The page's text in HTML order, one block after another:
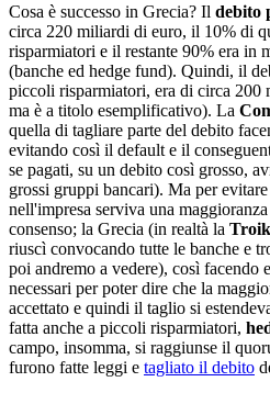
Cosa è successo in Grecia? Il debito
circa 220 miliardi di euro, il 10% di
risparmiatori e il restante 90% era in
(banche ed hedge fund). Quindi, il
piccoli risparmiatori, era di circa
ma è a titolo esemplificativo). La
quella di tagliare parte del debito
evitando così il default e il
se pagati, su un debito così grosso,
grossi gruppi bancari). Ma per
nell'impresa serviva una
consenso; la Grecia (in realtà la
riuscì convocando tutte le banche e
poi andremo a vedere), così facendo
necessari per poter dire che la
accettato e quindi il taglio si
fatta anche a piccoli risparmiatori,
campo, insomma, si raggiunse il
furono fatte leggi e tagliato il debito